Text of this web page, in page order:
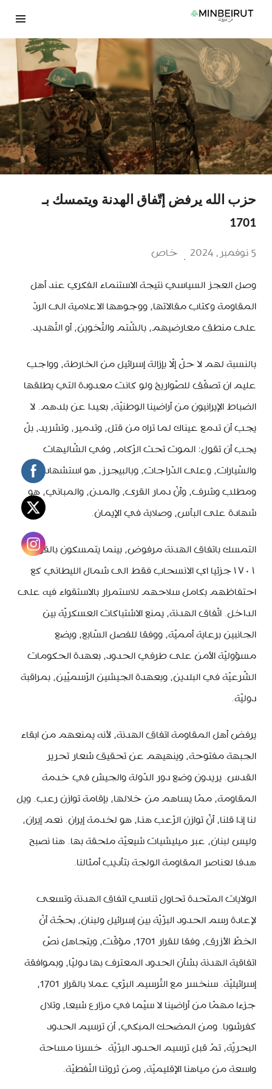
انتقل
المحتوى
حزب الله يرفض إتّفاق الهدنة ويتمسك بـ
1701
5 نوفمبر، 2024 خاص
وصل العجز السياسي نتيجة الاستنماء الفكري عند أهل
المقاومة وكتاب مقالاتها، ووجوهها الاعلامية الى الردّ
على منطق معارضيهم، بالشّتم والتّخوين، أو التّهديد.
بالنسبة لهم لا حلّ إلّا بإزالة إسرائيل من الخارطة، وواجب
عليم ان تصفّق للصّواريخ ولو كانت معدودة التي يطلقها
الضباط الإيرانيون من أراضينا الوطنيّة، بعيدا عن بلدهم. لا
يجب أن تدمع عيناك لما تراه من قتل، وتدمير، وتشريد، بلّ
يجب أن تقول: الموت تحت الرّكام، وفي الشّاليهات
والسّيارات، وعلى الدّراجات، وبالبيجرز، هو استشهاد
ومطلب وشرف، وأنّ دمار القرى، والمدن، والمباني، هو
شهادة على البأس، وصلابة في الإيمان.
التمسك باتفاق الهدنة مرفوض، بينما يتمسكون بالقرار
١٧٠١جزئيا اي الانسحاب فقط الى شمال الليطاني كع
احتفاظهم بكامل سلاحهم للاستمرار بالاستقواء فيه على
الداخل. اتّفاق الهدنة، يمنع الاشتباكات العسكريّة بين
الجانبين برعاية أمميّة، ووفقا للفصل السّابع، ويضع
مسؤوليّة الأمن على طرفي الحدود، بعهدة الحكومات
الشّرعيّة في البلدين، وبعهدة الجيشين الرّسميّين، بمراقبة
دوليّة.
يرفض أهل المقاومة اتفاق الهدنة، لأنه يمنعهم من ابقاء
الجبهة مفتوحة، وينهيهم عن تحقيق شعار تحرير
القدس. يريدون وضع دور الدّولة والجيش في خدمة
المقاومة، ممّا يساهم من خلالها، بإقامة توازن رعب. ويل
لنا إذا قلنا، أنّ توازن الرّعب هذا، هو لخدمة إيران. نعم إيران،
وليس لبنان، عبر ميليشيات شيعيّة ملحقة بها. هنا نصبح
هدفا لعناصر المقاومة الولجة بتأديب أمثالنا.
الولايات المتحدة تحاول تناسي اتفاق الهدنة وتسعى
لإعادة رسم الحدود البرّيّة بين إسرائيل ولبنان، بحجّة أنّ
الخطّ الأزرق، وفقا للقرار 1701، مؤقّت، ويتجاهل نصّ
اتفاقية الهدنة بشأن الحدود المعترف بها دوليّا، وبموافقة
إسرائيليّة. سنخسر مع التّرسيم البرّي عملا بالقرار 1701،
جزءا مهمّا من أراضينا لا سيّما في مزارع شبعا، وتلال
كفرشوبا. ومن المضحك المبكي، أن ترسيم الحدود
البحريّة، تمّ قبل ترسيم الحدود البرّيّة. خسرنا مساحة
واسعة من مياهنا الإقليميّة، ومن ثروتنا النّفطيّة.